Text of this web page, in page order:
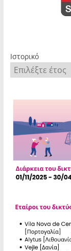
Ιστορικό